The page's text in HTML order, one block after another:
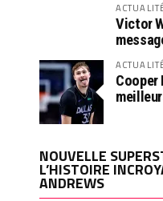
Victor
Cooper
NOUVELLE
L’HISTOIRE
ANDREWS